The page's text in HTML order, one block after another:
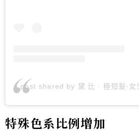
A post shared by 黛 比 · 極短髮·
特殊色系比例增加